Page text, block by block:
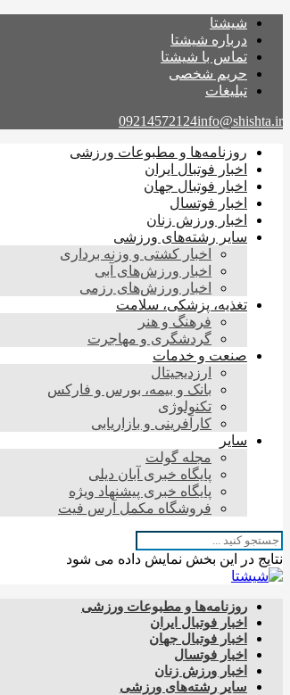
شیشتا
درباره شیشتا
تماس با شیشتا
حریم شخصی
تبلیغات
09214572124info@shishta.ir
روزنامه‌ها و مطبوعات ورزشی
اخبار فوتبال ایران
اخبار فوتبال جهان
اخبار فوتسال
اخبار ورزش زنان
سایر رشته‌های ورزشی
اخبار کشتی و وزنه برداری
اخبار ورزش‌های آبی
اخبار ورزش‌های رزمی
تغذیه، پزشکی، سلامت
فرهنگ و هنر
گردشگری و مهاجرت
صنعت و خدمات
ارزدیجیتال
بانک و بیمه، بورس و فارکس
تکنولوژی
کارآفرینی و بازاریابی
سایر
مجله گولت
پایگاه خبری آبان دیلی
پایگاه خبری پیشنهاد ویژه
فروشگاه مکمل آرس فیت
نتایج در این بخش نمایش داده می شود
روزنامه‌ها و مطبوعات ورزشی
اخبار فوتبال ایران
اخبار فوتبال جهان
اخبار فوتسال
اخبار ورزش زنان
سایر رشته‌های ورزشی